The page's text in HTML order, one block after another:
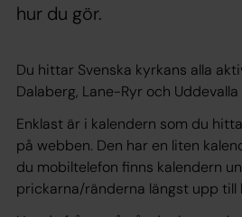
hur du gör.
Du hittar Svenska kyrkans alla
Dalaberg, Lane-Ryr och
Enklast är i kalendern som du
på webben. Den har en liten
du mobiltelefon finns kalendern
prickarna/ränderna längst upp till